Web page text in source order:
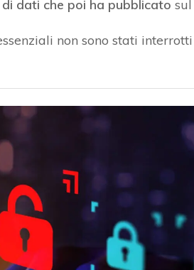
dati che poi ha pubblicato sul
non sono stati interrotti